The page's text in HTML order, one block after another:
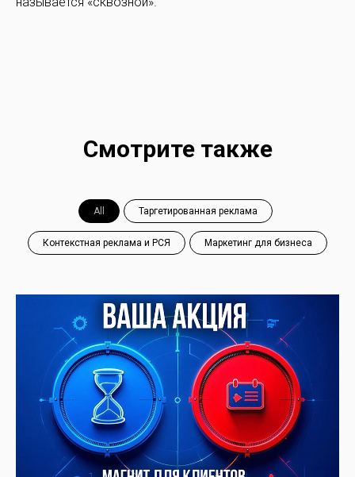
Смотрите также
All Таргетированная реклама
Контекстная реклама и РСЯ Маркетинг для бизнеса